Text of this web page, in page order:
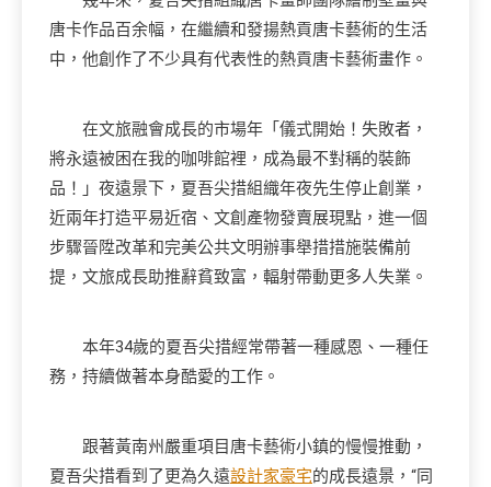
唐卡作品百余幅，在繼續和發揚熱貢唐卡藝術的生活
中，他創作了不少具有代表性的熱貢唐卡藝術畫作。
在文旅融會成長的市場年「儀式開始！失敗者，
將永遠被困在我的咖啡館裡，成為最不對稱的裝飾
品！」夜遠景下，夏吾尖措組織年夜先生停止創業，
近兩年打造平易近宿、文創產物發賣展現點，進一個
步驟晉陞改革和完美公共文明辦事舉措措施裝備前
提，文旅成長助推辭貧致富，輻射帶動更多人失業。
本年34歲的夏吾尖措經常帶著一種感恩、一種任
務，持續做著本身酷愛的工作。
跟著黃南州嚴重項目唐卡藝術小鎮的慢慢推動，
夏吾尖措看到了更為久遠設計家豪宅的成長遠景，“同